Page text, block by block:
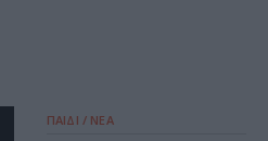
ΠΑΙΔΙ / ΝΕΑ